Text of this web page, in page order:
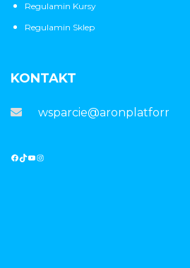
Regulamin Kursy
Regulamin Sklep
KONTAKT
wsparcie@aronplatforma.pl